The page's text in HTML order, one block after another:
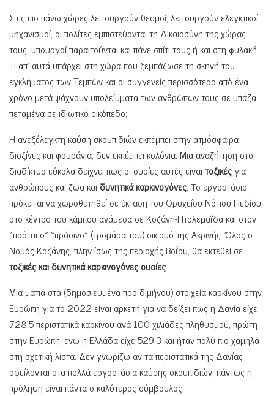
Στις πιο πάνω χώρες λειτουργούν θεσμοί, λειτουργούν ελεγκτικοί
μηχανισμοί, οι πολίτες εμπιστεύονται τη Δικαιοσύνη της χώρας
τους, υπουργοί παραιτούνται και πάνε σπίτι τους ή και στη φυλακή.
Τι απ’ αυτά υπάρχει στη χώρα που ξεμπάζωσε τη σκηνή του
εγκλήματος των Τεμπών και οι συγγενείς περισσότερο από ένα
χρόνο μετά ψάχνουν υπολείμματα των ανθρώπων τους σε μπάζα
πεταμένα σε ιδιωτικό οικόπεδο;
Η ανεξέλεγκτη καύση σκουπιδιών εκπέμπει στην ατμόσφαιρα
διοξίνες και φουράνια, δεν εκπέμπει κολόνια. Μια αναζήτηση στο
διαδίκτυο εύκολα δείχνει πως οι ουσίες αυτές είναιτοξικέςγια
ανθρώπους και ζώα και δυνητικά καρκινογόνες. Το εργοστάσιο
πρόκειται να χωροθετηθεί σε έκταση του Ορυχείου Νότιου Πεδίου,
στο κέντρο του κάμπου ανάμεσα σε Κοζάνη-Πτολεμαΐδα και στον
«πρότυπο» «πράσινο» (τρομάρα του) οικισμό της Ακρινής. Όλος ο
Νομός Κοζάνης, πλην ίσως της περιοχής Βοΐου, θα εκτεθεί σε
τοξικές και δυνητικά καρκινογόνες ουσίες.
Μια ματιά στα (δημοσιευμένα προ διμήνου) στοιχεία καρκίνου στην
Ευρώπη για το 2022 είναι αρκετή για να δείξει πως η Δανία είχε
728,5 περιστατικά καρκίνου ανά 100 χιλιάδες πληθυσμού, πρώτη
στην Ευρώπη, ενώ η Ελλάδα είχε 529,3 και ήταν πολύ πιο χαμηλά
στη σχετική λίστα. Δεν γνωρίζω αν τα περιστατικά της Δανίας
οφείλονται στα πολλά εργοστάσια καύσης σκουπιδιών, πάντως η
πρόληψη είναι πάντα ο καλύτερος σύμβουλος.